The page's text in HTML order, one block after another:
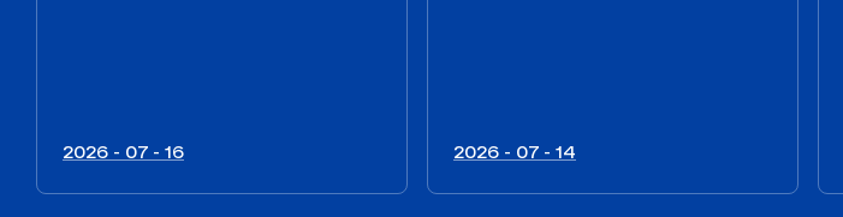
2026 - 07 - 16 2026 - 07 - 14